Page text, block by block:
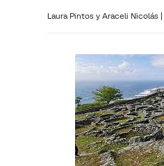
Laura Pintos y Araceli Nicolás |